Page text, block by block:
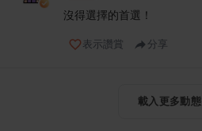
沒得選擇的首選！
表示讚賞 分享
載入更多動態